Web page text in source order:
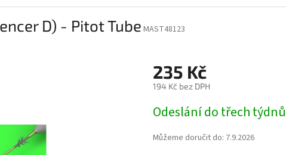
D) - Pitot TubeMAST48123
235 Kč
194 Kč bez DPH
cena:
Odeslání do třech týdnů
Můžeme doručit do: 7.9.2026